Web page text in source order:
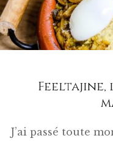
J’ai passé toute